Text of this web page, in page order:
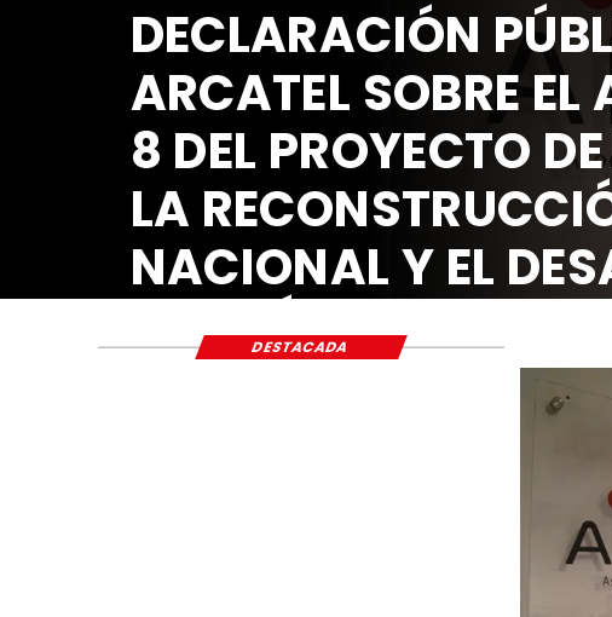
DECLARACIÓN
ARCATEL SOBRE EL
8 DEL PROYECTO
LA
NACIONAL Y EL
ECONÓMICO Y
DESTACADA